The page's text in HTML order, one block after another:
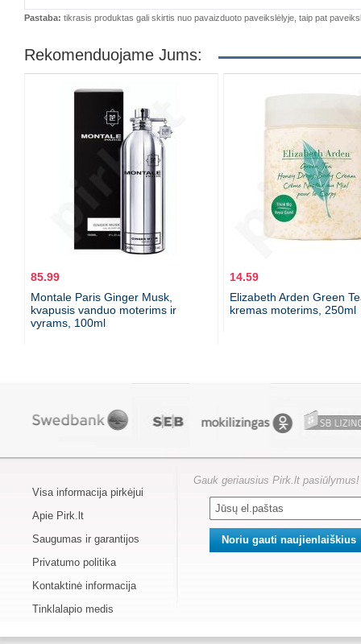
Pastaba: tikrasis produktas gali skirtis nuo pavaizduoto paveikslėlyje, taip pat
Rekomenduojame Jums:
85.99
Montale Paris Ginger Musk,
kvapusis vanduo moterims ir
vyrams, 100ml
14.59
Elizabeth Arden Green
kremas moterims, 250ml
Visa informacija pirkėjui
Apie Pirk.lt
Saugumas ir garantijos
Privatumo politika
Kontaktinė informacija
Tinklalapio medis
Gauk geriausius Pirk.lt pasiūlymus!